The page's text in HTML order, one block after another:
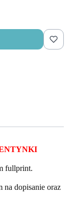
fullprint.
na dopisanie oraz